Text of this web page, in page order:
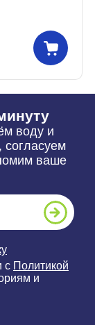
воду и
согласуем
ваше
с Политикой
и